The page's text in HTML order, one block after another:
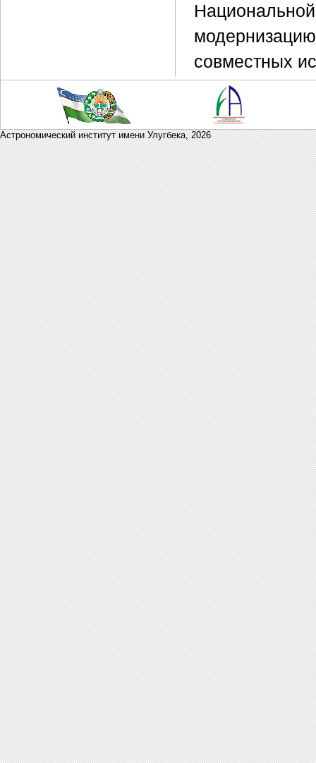
совместных
Астрономический институт имени Улугбека,2026